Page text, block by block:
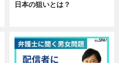
日本の狙いとは？